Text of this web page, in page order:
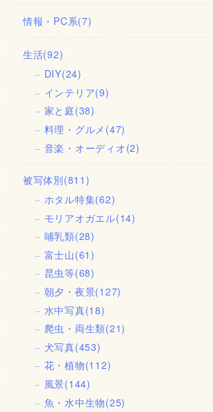
情報・PC系(7)
生活(92)
DIY(24)
インテリア(9)
家と庭(38)
料理・グルメ (47)
音楽・オーディオ(2)
被写体別(811)
ホタル特集(62)
モリアオガエル(14)
哺乳類(28)
富士山(61)
昆虫等(68)
朝夕・夜景(127)
水中写真(18)
爬虫・両生類(21)
犬写真(453)
花・植物(112)
風景(144)
魚・水中生物(25)